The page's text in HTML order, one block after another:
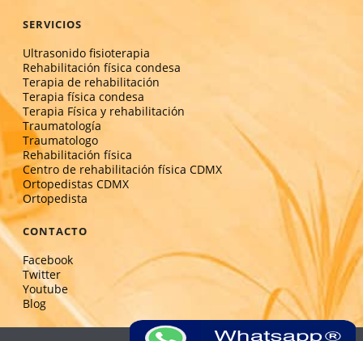
SERVICIOS
Ultrasonido fisioterapia
Rehabilitación física condesa
Terapia de rehabilitación
Terapia física condesa
Terapia Física y rehabilitación
Traumatología
Traumatologo
Rehabilitación física
Centro de rehabilitación física CDMX
Ortopedistas CDMX
Ortopedista
CONTACTO
Facebook
Twitter
Youtube
Blog